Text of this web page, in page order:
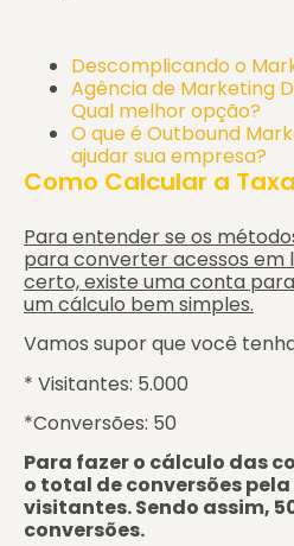
Descomplicando o
Agência de Marketing
Qual melhor opção?
O que é Outbound
ajudar sua empresa?
Como Calcular a
Para entender se os
para converter acessos em
certo, existe uma conta
um cálculo bem simples.
Vamos supor que você
* Visitantes: 5.000
*Conversões: 50
Para fazer o cálculo das
o total de conversões
visitantes. Sendo assim,
conversões.